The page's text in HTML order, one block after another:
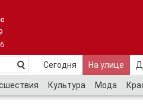
Сегодня На улице
Культура Мода